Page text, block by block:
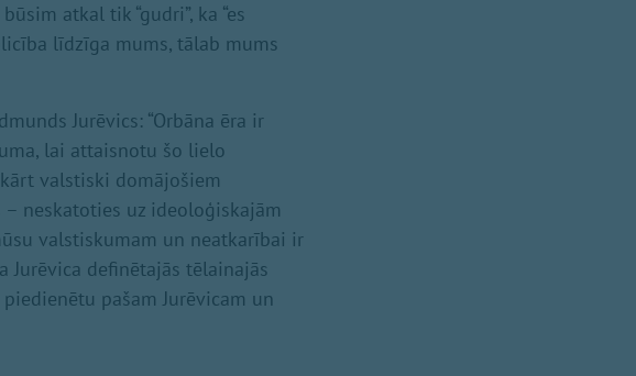
atkal tik “gudri”, ka “es
līdzīga mums, tālab mums
Jurēvics: “Orbāna ēra ir
lai attaisnotu šo lielo
valstiski domājošiem
neskatoties uz ideoloģiskajām
valstiskumam un neatkarībai ir
Jurēvica definētajās tēlainajās
pašam Jurēvicam un